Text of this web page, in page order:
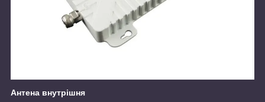
Антена внутрішня